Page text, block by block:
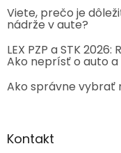
Viete, prečo je
nádrže v aute?
LEX PZP a STK
Ako neprísť o auto
Ako správne vybrať
Kontakt